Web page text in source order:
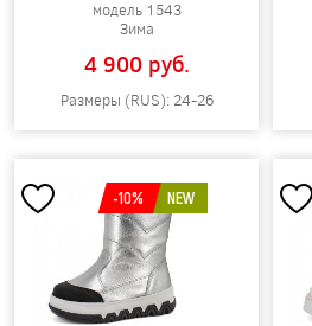
модель 1543
Зима
4 900 pуб.
Размеры (RUS): 24-26
-10% NEW